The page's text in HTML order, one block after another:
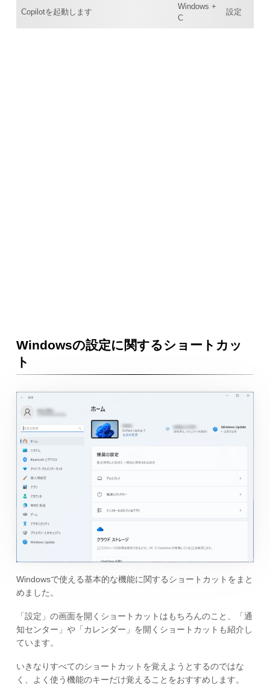
Copilotを起動します
Windows +
C
設定
Windowsの設定に関するショートカッ
ト
Windowsで使える基本的な機能に関するショートカットをまと
めました。
「設定」の画面を開くショートカットはもちろんのこと、「通
知センター」や「カレンダー」を開くショートカットも紹介し
ています。
いきなりすべてのショートカットを覚えようとするのではな
く、よく使う機能のキーだけ覚えることをおすすめします。